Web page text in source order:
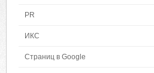
PR
ИКС
Страниц в Google